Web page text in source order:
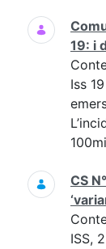
19: i
Iss
CS
ISS,